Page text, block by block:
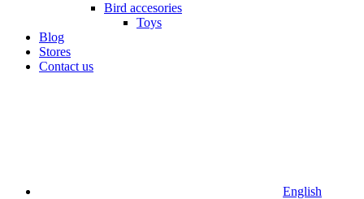
Bird accesories
Toys
Blog
Stores
Contact us
English